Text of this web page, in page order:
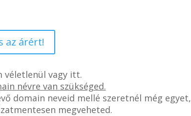
az árért!
véletlenül vagy itt.
névre van szükséged.
domain neveid mellé szeretnél még egyet,
megveheted.